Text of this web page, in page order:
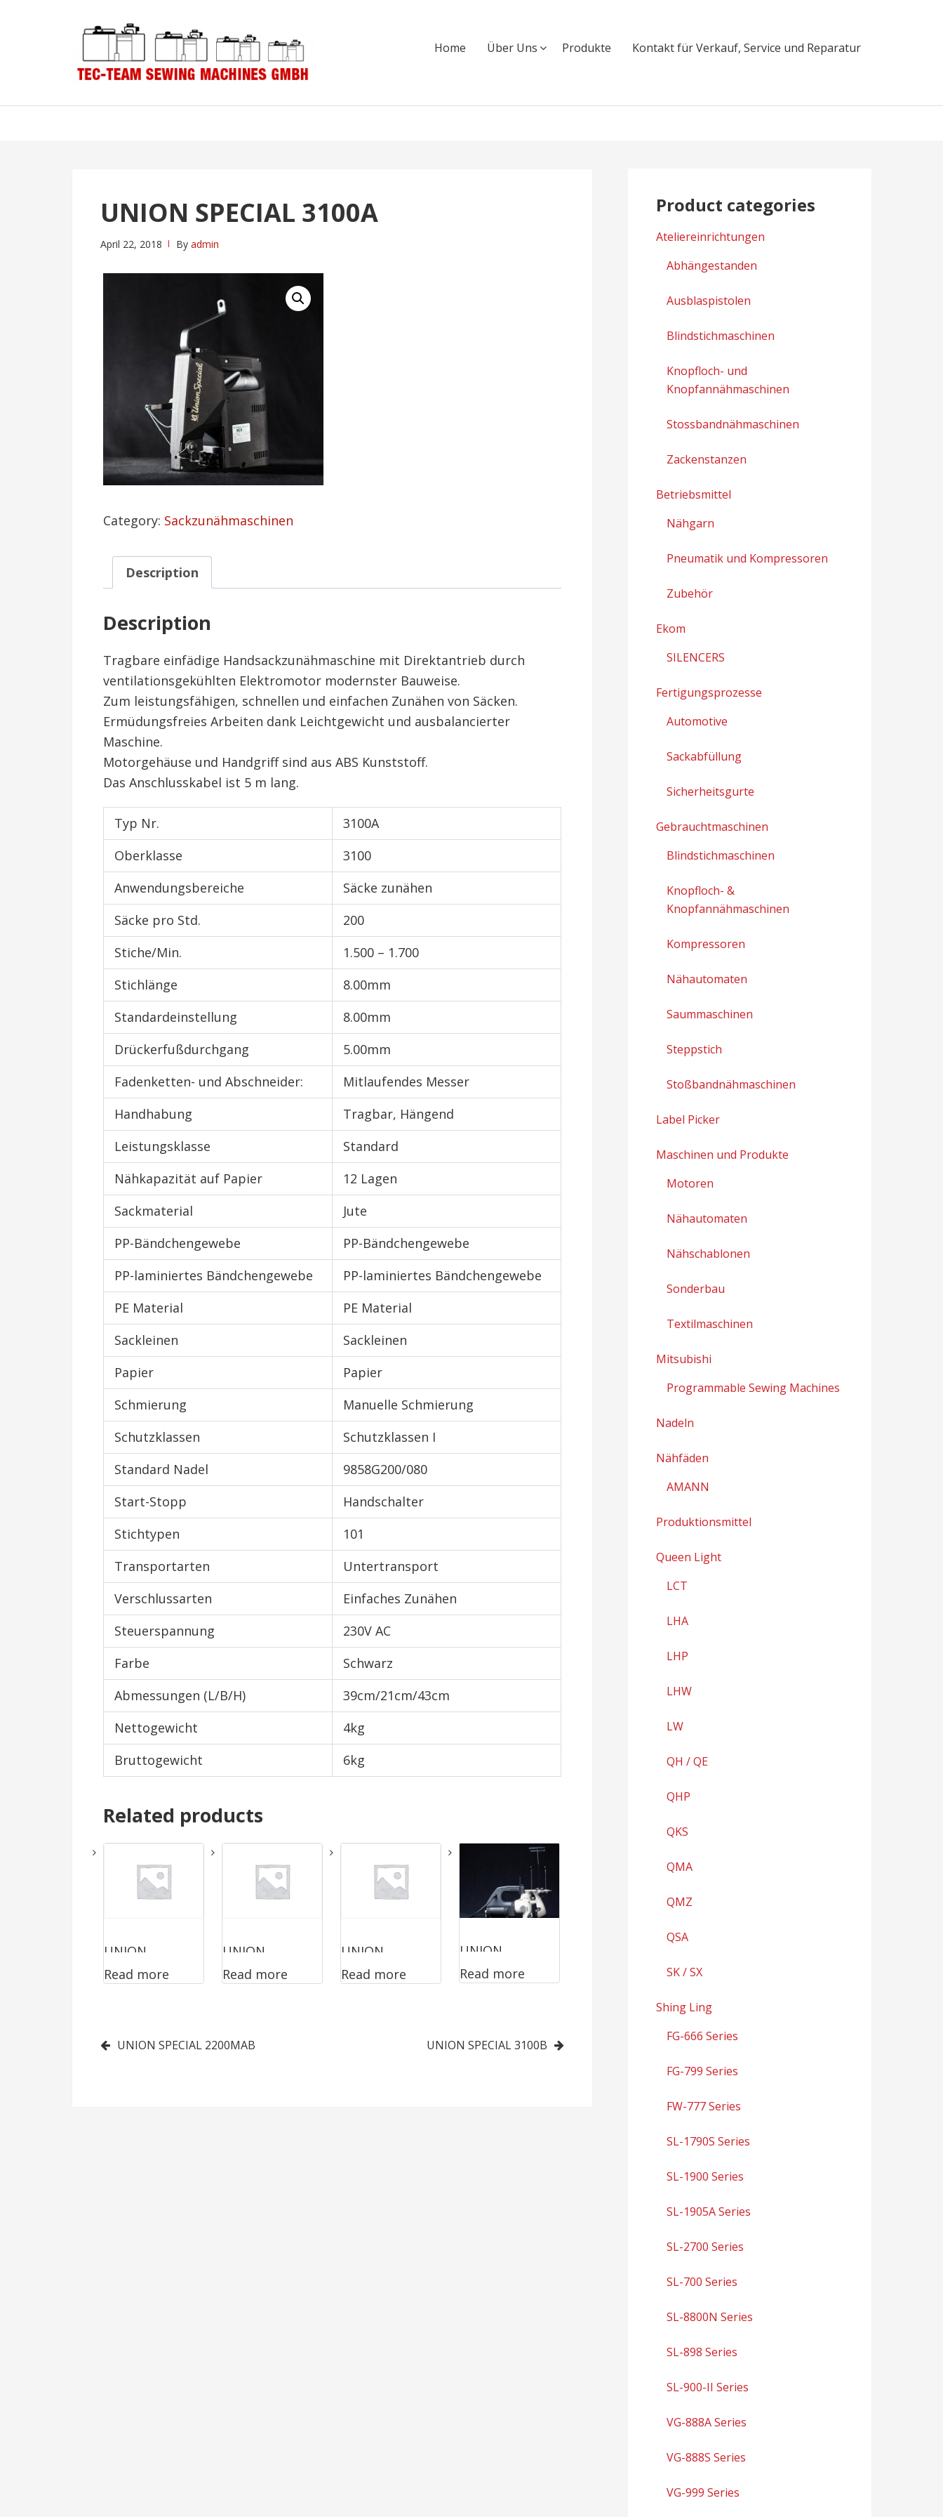
navigation
Home Über Uns Produkte Kontakt für Verkauf, Service und Reparatur
UNION SPECIAL 3100A
April 22, 2018 By admin
Category: Sackzunähmaschinen
Description
Description
Tragbare einfädige Handsackzunähmaschine mit Direktantrieb durch
ventilationsgekühlten Elektromotor modernster Bauweise.
Zum leistungsfähigen, schnellen und einfachen Zunähen von Säcken.
Ermüdungsfreies Arbeiten dank Leichtgewicht und ausbalancierter
Maschine.
Motorgehäuse und Handgriff sind aus ABS Kunststoff.
Das Anschlusskabel ist 5 m lang.
Typ Nr.
3100A
Oberklasse
3100
Anwendungsbereiche
Säcke zunähen
Säcke pro Std.
200
Stiche/Min.
1.500 – 1.700
Stichlänge
8.00mm
Standardeinstellung
8.00mm
Drückerfußdurchgang
5.00mm
Fadenketten- und Abschneider:
Mitlaufendes Messer
Handhabung
Tragbar, Hängend
Leistungsklasse
Standard
Nähkapazität auf Papier
12 Lagen
Sackmaterial
Jute
PP-Bändchengewebe
PP-Bändchengewebe
PP-laminiertes Bändchengewebe
PP-laminiertes Bändchengewebe
PE Material
PE Material
Sackleinen
Sackleinen
Papier
Papier
Schmierung
Manuelle Schmierung
Schutzklassen
Schutzklassen I
Standard Nadel
9858G200/080
Start-Stopp
Handschalter
Stichtypen
101
Transportarten
Untertransport
Verschlussarten
Einfaches Zunähen
Steuerspannung
230V AC
Farbe
Schwarz
Abmessungen (L/B/H)
39cm/21cm/43cm
Nettogewicht
4kg
Bruttogewicht
6kg
Related products
UNION
SPECIAL
Read more
UNION
SPECIAL
Read more
UNION
SPECIAL
Read more
UNION
SPECIAL
Read more
Post
UNION SPECIAL 2200MAB UNION SPECIAL 3100B
Product categories
Ateliereinrichtungen
Abhängestanden
Ausblaspistolen
Blindstichmaschinen
Knopfloch- und
Knopfannähmaschinen
Stossbandnähmaschinen
Zackenstanzen
Betriebsmittel
Nähgarn
Pneumatik und Kompressoren
Zubehör
Ekom
SILENCERS
Fertigungsprozesse
Automotive
Sackabfüllung
Sicherheitsgurte
Gebrauchtmaschinen
Blindstichmaschinen
Knopfloch- &
Knopfannähmaschinen
Kompressoren
Nähautomaten
Saummaschinen
Steppstich
Stoßbandnähmaschinen
Label Picker
Maschinen und Produkte
Motoren
Nähautomaten
Nähschablonen
Sonderbau
Textilmaschinen
Mitsubishi
Programmable Sewing Machines
Nadeln
Nähfäden
AMANN
Produktionsmittel
Queen Light
LCT
LHA
LHP
LHW
LW
QH / QE
QHP
QKS
QMA
QMZ
QSA
SK / SX
Shing Ling
FG-666 Series
FG-799 Series
FW-777 Series
SL-1790S Series
SL-1900 Series
SL-1905A Series
SL-2700 Series
SL-700 Series
SL-8800N Series
SL-898 Series
SL-900-II Series
VG-888A Series
VG-888S Series
VG-999 Series